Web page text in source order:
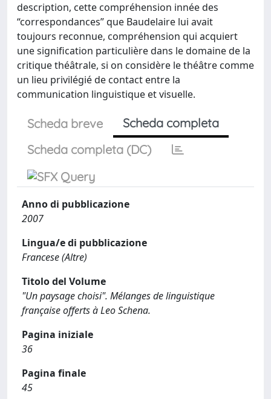
description, cette compréhension innée des
“correspondances” que Baudelaire lui avait
toujours reconnue, compréhension qui acquiert
une signification particulière dans le domaine de la
critique théâtrale, si on considère le théâtre comme
un lieu privilégié de contact entre la
communication linguistique et visuelle.
Scheda breve
Scheda completa
Scheda completa (DC)
Anno di pubblicazione
2007
Lingua/e di pubblicazione
Francese (Altre)
Titolo del Volume
"Un paysage choisi". Mélanges de linguistique
française offerts à Leo Schena.
Pagina iniziale
36
Pagina finale
45